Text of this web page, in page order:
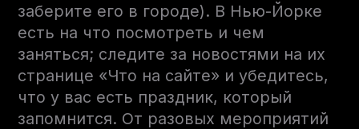
заберите его в городе). В Нью-Йорке
есть на что посмотреть и чем
заняться; следите за новостями на их
странице «Что на сайте» и убедитесь,
что у вас есть праздник, который
запомнится. От разовых мероприятий